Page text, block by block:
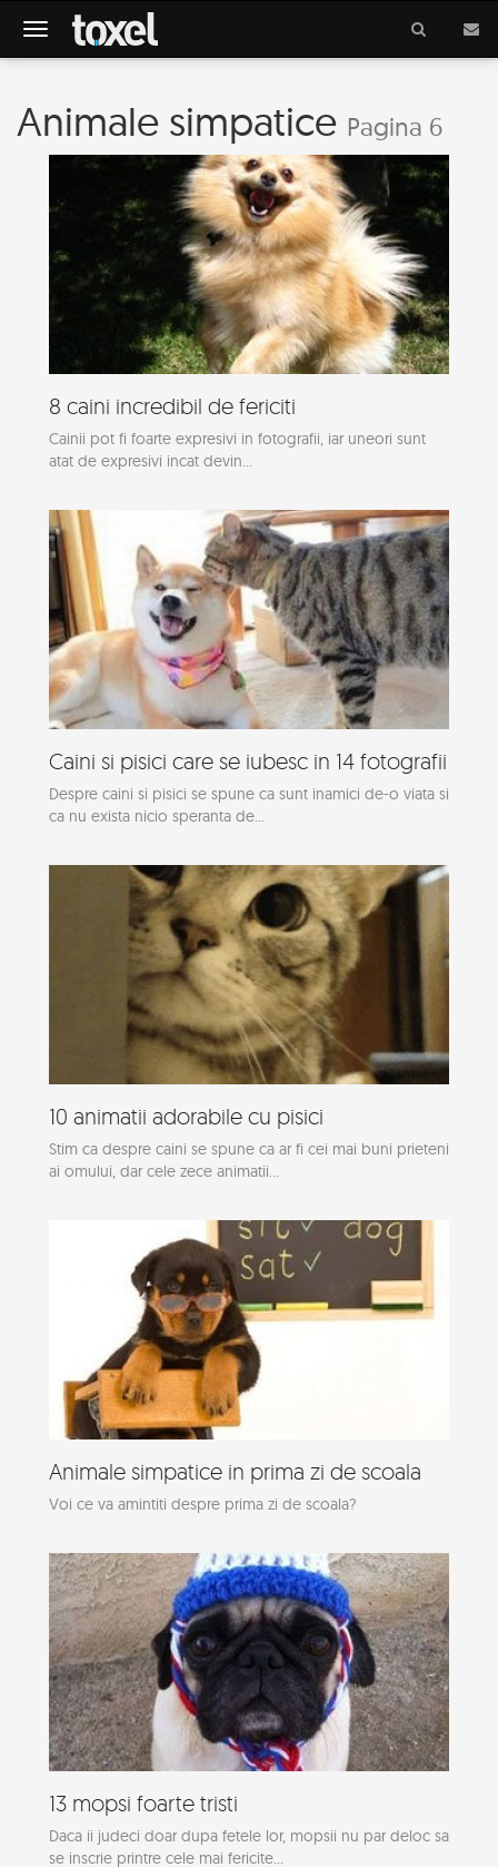
Meniu
Animale simpatice Pagina 6
8 caini incredibil de fericiti
Cainii pot fi foarte expresivi in fotografii, iar uneori sunt
atat de expresivi incat devin...
Caini si pisici care se iubesc in 14 fotografii
Despre caini si pisici se spune ca sunt inamici de-o viata si
ca nu exista nicio speranta de...
10 animatii adorabile cu pisici
Stim ca despre caini se spune ca ar fi cei mai buni prieteni
ai omului, dar cele zece animatii...
Animale simpatice in prima zi de scoala
Voi ce va amintiti despre prima zi de scoala?
13 mopsi foarte tristi
Daca ii judeci doar dupa fetele lor, mopsii nu par deloc sa
se inscrie printre cele mai fericite...